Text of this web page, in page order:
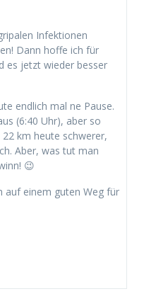
Infektionen
Dann hoffe ich für
es jetzt wieder besser
endlich mal ne Pause.
(6:40 Uhr), aber so
km heute schwerer,
Aber, was tut man
😉
auf einem guten Weg für